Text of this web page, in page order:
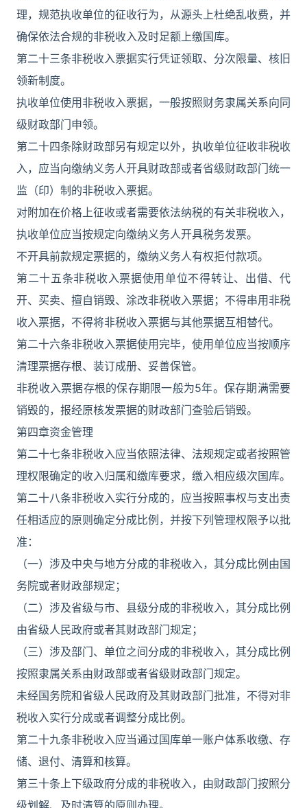
理，规范执收单位的征收行为，从源头上杜绝乱收费，并
确保依法合规的非税收入及时足额上缴国库。
第二十三条非税收入票据实行凭证领取、分次限量、核旧
领新制度。
执收单位使用非税收入票据，一般按照财务隶属关系向同
级财政部门申领。
第二十四条除财政部另有规定以外，执收单位征收非税收
入，应当向缴纳义务人开具财政部或者省级财政部门统一
监（印）制的非税收入票据。
对附加在价格上征收或者需要依法纳税的有关非税收入，
执收单位应当按规定向缴纳义务人开具税务发票。
不开具前款规定票据的，缴纳义务人有权拒付款项。
第二十五条非税收入票据使用单位不得转让、出借、代
开、买卖、擅自销毁、涂改非税收入票据；不得串用非税
收入票据，不得将非税收入票据与其他票据互相替代。
第二十六条非税收入票据使用完毕，使用单位应当按顺序
清理票据存根、装订成册、妥善保管。
非税收入票据存根的保存期限一般为5年。保存期满需要
销毁的，报经原核发票据的财政部门查验后销毁。
第四章资金管理
第二十七条非税收入应当依照法律、法规规定或者按照管
理权限确定的收入归属和缴库要求，缴入相应级次国库。
第二十八条非税收入实行分成的，应当按照事权与支出责
任相适应的原则确定分成比例，并按下列管理权限予以批
准：
（一）涉及中央与地方分成的非税收入，其分成比例由国
务院或者财政部规定；
（二）涉及省级与市、县级分成的非税收入，其分成比例
由省级人民政府或者其财政部门规定；
（三）涉及部门、单位之间分成的非税收入，其分成比例
按照隶属关系由财政部或者省级财政部门规定。
未经国务院和省级人民政府及其财政部门批准，不得对非
税收入实行分成或者调整分成比例。
第二十九条非税收入应当通过国库单一账户体系收缴、存
储、退付、清算和核算。
第三十条上下级政府分成的非税收入，由财政部门按照分
级划解、及时清算的原则办理。